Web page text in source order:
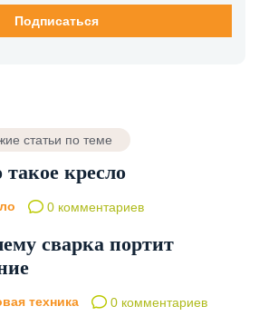
статьи по теме
такое кресло
0 комментариев
сварка портит
техника 0 комментариев